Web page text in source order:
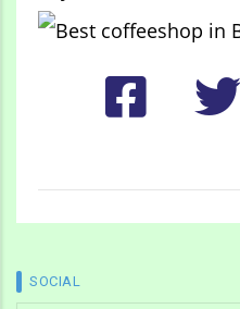
SOCIAL